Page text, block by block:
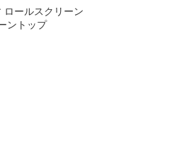
ロールスクリーン
ントップ